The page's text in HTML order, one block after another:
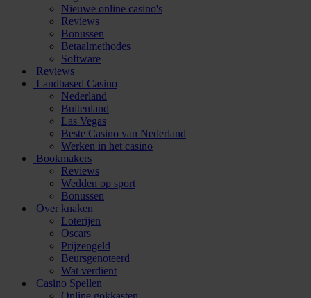
Nieuwe online casino's
Reviews
Bonussen
Betaalmethodes
Software
Reviews
Landbased Casino
Nederland
Buitenland
Las Vegas
Beste Casino van Nederland
Werken in het casino
Bookmakers
Reviews
Wedden op sport
Bonussen
Over knaken
Loterijen
Oscars
Prijzengeld
Beursgenoteerd
Wat verdient
Casino Spellen
Online gokkasten